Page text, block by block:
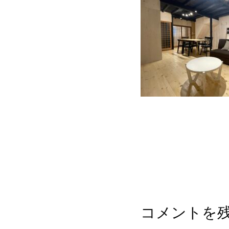
コメントを